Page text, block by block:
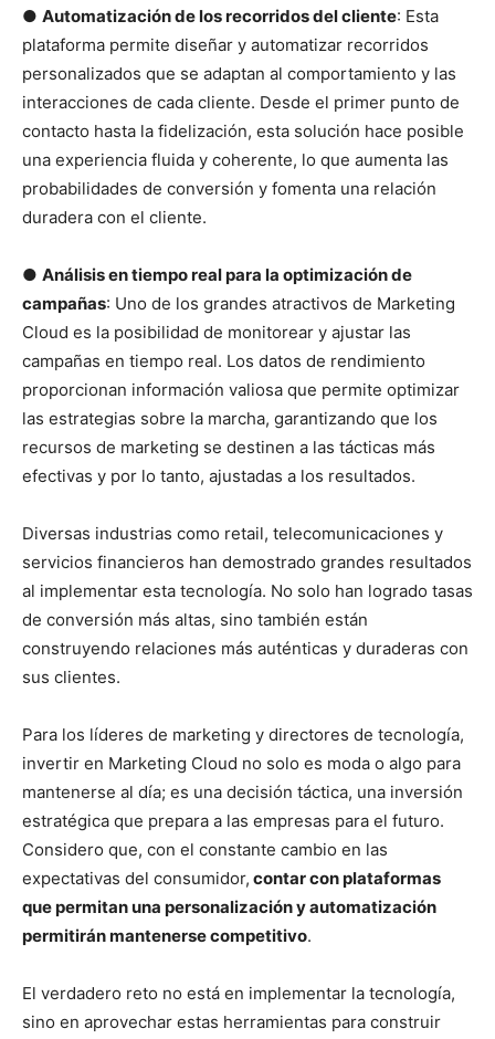
● Automatización de los recorridos del cliente: Esta
plataforma permite diseñar y automatizar recorridos
personalizados que se adaptan al comportamiento y las
interacciones de cada cliente. Desde el primer punto de
contacto hasta la fidelización, esta solución hace posible
una experiencia fluida y coherente, lo que aumenta las
probabilidades de conversión y fomenta una relación
duradera con el cliente.
● Análisis en tiempo real para la optimización de
campañas: Uno de los grandes atractivos de Marketing
Cloud es la posibilidad de monitorear y ajustar las
campañas en tiempo real. Los datos de rendimiento
proporcionan información valiosa que permite optimizar
las estrategias sobre la marcha, garantizando que los
recursos de marketing se destinen a las tácticas más
efectivas y por lo tanto, ajustadas a los resultados.
Diversas industrias como retail, telecomunicaciones y
servicios financieros han demostrado grandes resultados
al implementar esta tecnología. No solo han logrado tasas
de conversión más altas, sino también están
construyendo relaciones más auténticas y duraderas con
sus clientes.
Para los líderes de marketing y directores de tecnología,
invertir en Marketing Cloud no solo es moda o algo para
mantenerse al día; es una decisión táctica, una inversión
estratégica que prepara a las empresas para el futuro.
Considero que, con el constante cambio en las
expectativas del consumidor, contar con plataformas
que permitan una personalización y automatización
permitirán mantenerse competitivo.
El verdadero reto no está en implementar la tecnología,
sino en aprovechar estas herramientas para construir